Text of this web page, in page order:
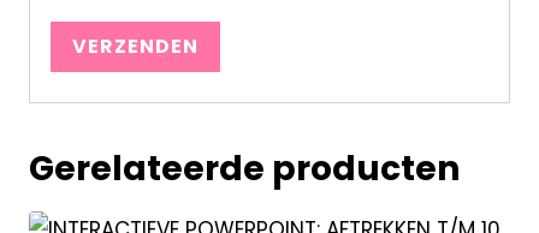
Gerelateerde producten